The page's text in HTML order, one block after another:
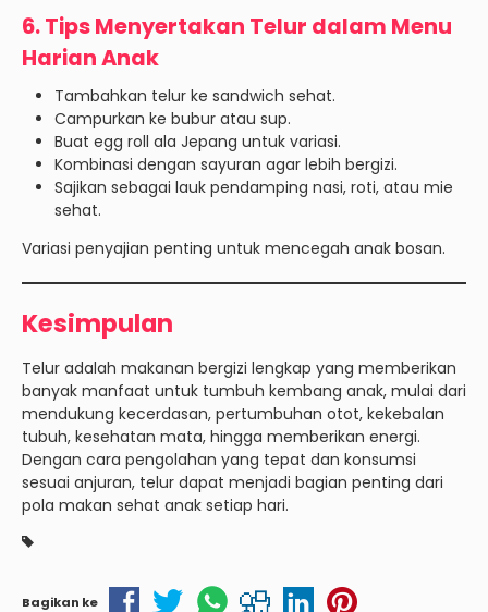
6. Tips Menyertakan Telur dalam Menu
Harian Anak
Tambahkan telur ke sandwich sehat.
Campurkan ke bubur atau sup.
Buat egg roll ala Jepang untuk variasi.
Kombinasi dengan sayuran agar lebih bergizi.
Sajikan sebagai lauk pendamping nasi, roti, atau mie
sehat.
Variasi penyajian penting untuk mencegah anak bosan.
Kesimpulan
Telur adalah makanan bergizi lengkap yang memberikan
banyak manfaat untuk tumbuh kembang anak, mulai dari
mendukung kecerdasan, pertumbuhan otot, kekebalan
tubuh, kesehatan mata, hingga memberikan energi.
Dengan cara pengolahan yang tepat dan konsumsi
sesuai anjuran, telur dapat menjadi bagian penting dari
pola makan sehat anak setiap hari.
Bagikan ke